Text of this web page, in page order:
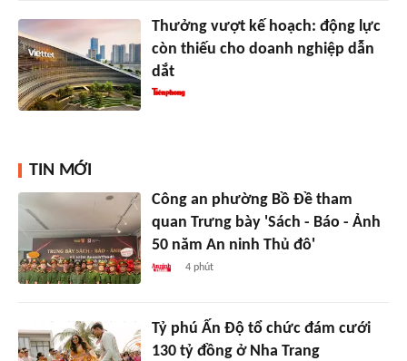
Thưởng vượt kế hoạch: động lực
còn thiếu cho doanh nghiệp dẫn
dắt
TIN MỚI
Công an phường Bồ Đề tham
quan Trưng bày 'Sách - Báo - Ảnh
50 năm An ninh Thủ đô'
4 phút
Tỷ phú Ấn Độ tổ chức đám cưới
130 tỷ đồng ở Nha Trang